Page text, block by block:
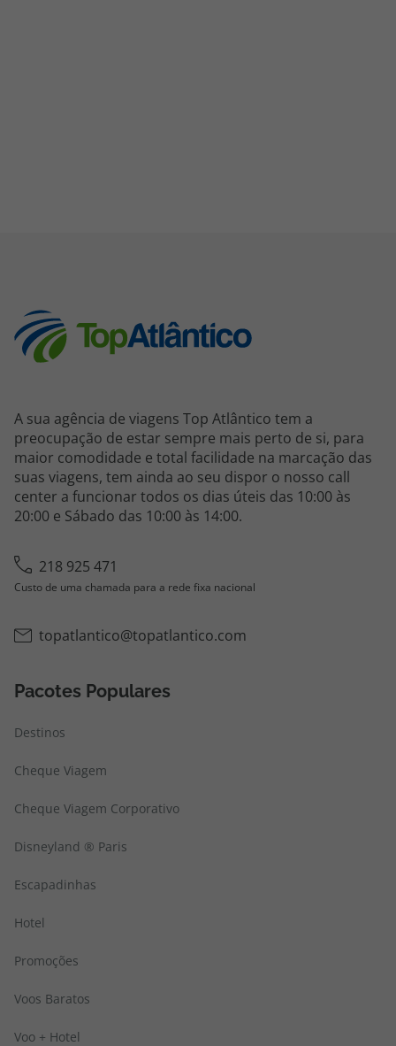
A sua agência de viagens Top Atlântico tem a
preocupação de estar sempre mais perto de si, para
maior comodidade e total facilidade na marcação das
suas viagens, tem ainda ao seu dispor o nosso call
center a funcionar todos os dias úteis das 10:00 às
20:00 e Sábado das 10:00 às 14:00.
218 925 471
Custo de uma chamada para a rede fixa nacional
topatlantico@topatlantico.com
Pacotes Populares
Destinos
Cheque Viagem
Cheque Viagem Corporativo
Disneyland ® Paris
Escapadinhas
Hotel
Promoções
Voos Baratos
Voo + Hotel